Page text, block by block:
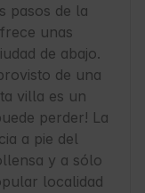
pasos de la
unas
de abajo.
de una
villa es un
perder! La
a pie del
y a sólo
localidad